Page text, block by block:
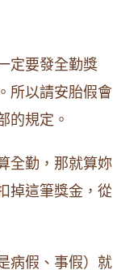
定要發全勤獎
所以請安胎假會
的規定。
全勤，那就算妳
掉這筆獎金，從
病假、事假）就